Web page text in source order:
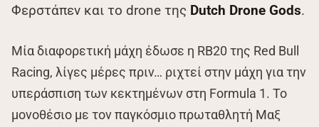
Φερστάπεν και το drone της Dutch Drone Gods.
Μία διαφορετική μάχη έδωσε η RB20 της Red Bull
Racing, λίγες μέρες πριν… ριχτεί στην μάχη για την
υπεράσπιση των κεκτημένων στη Formula 1. Το
μονοθέσιο με τον παγκόσμιο πρωταθλητή Μαξ